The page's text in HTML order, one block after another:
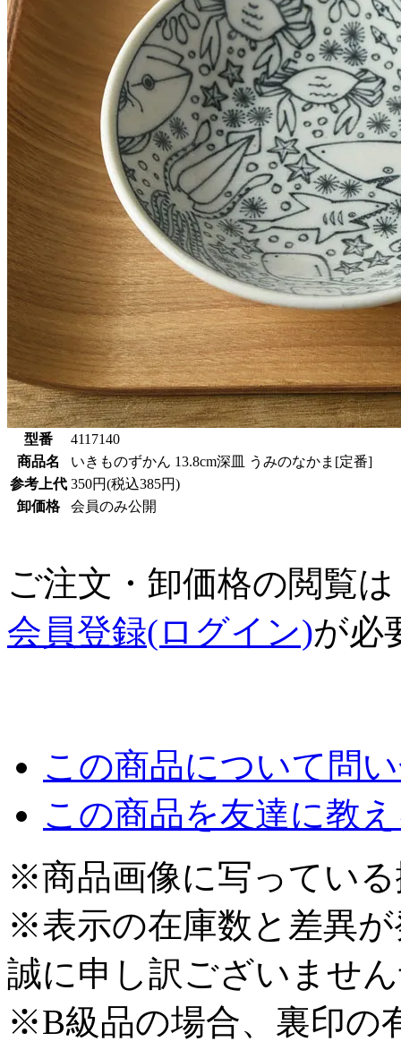
型番
4117140
商品名
いきものずかん 13.8cm深皿 うみのなかま[定番]
参考上代 350円(税込385円)
卸価格
会員のみ公開
ご注文・卸価格の閲覧は
会員登録(ログイン)が必
この商品について問
この商品を友達に教
※商品画像に写ってい
※表示の在庫数と差異
誠に申し訳ございませ
※B級品の場合、裏印の